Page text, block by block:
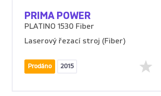
PRIMA POWER
PLATINO 1530 Fiber
Laserový řezací stroj (Fiber)
Prodáno 2015